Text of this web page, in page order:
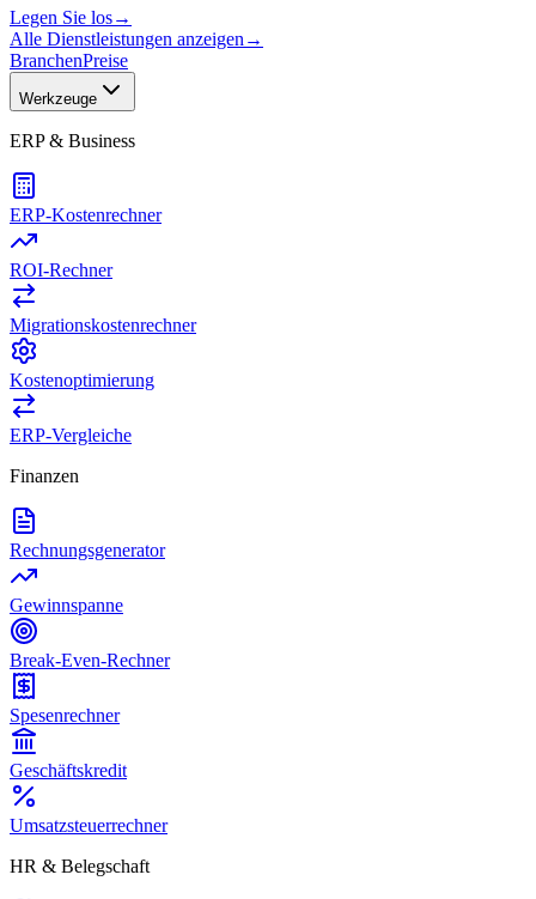
Legen Sie los→
Alle Dienstleistungen anzeigen →
BranchenPreise
Werkzeuge
ERP & Business
ERP-Kostenrechner
ROI-Rechner
Migrationskostenrechner
Kostenoptimierung
ERP-Vergleiche
Finanzen
Rechnungsgenerator
Gewinnspanne
Break-Even-Rechner
Spesenrechner
Geschäftskredit
Umsatzsteuerrechner
HR & Belegschaft